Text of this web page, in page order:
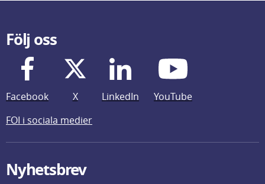
Följ oss
Facebook X LinkedIn
YouTube
FOI i sociala medier
Nyhetsbrev